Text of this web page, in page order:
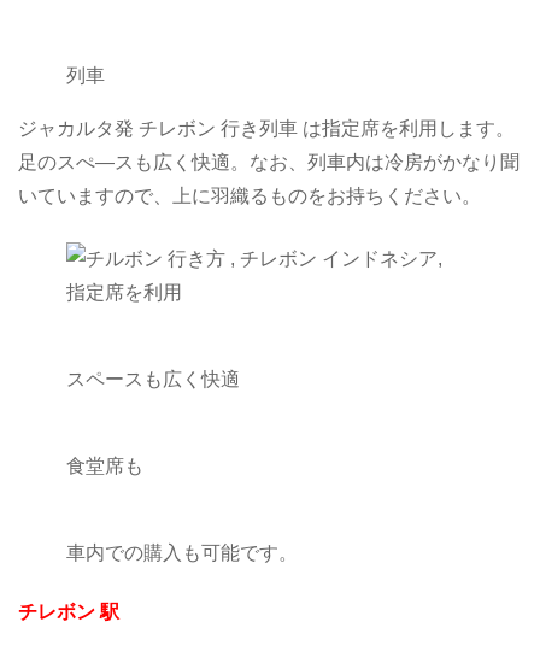
列車
ジャカルタ発 チレボン 行き列車 は指定席を利用します。
足のスぺ―スも広く快適。なお、列車内は冷房がかなり聞
いていますので、上に羽織るものをお持ちください。
指定席を利用
スペースも広く快適
食堂席も
車内での購入も可能です。
チレボン 駅